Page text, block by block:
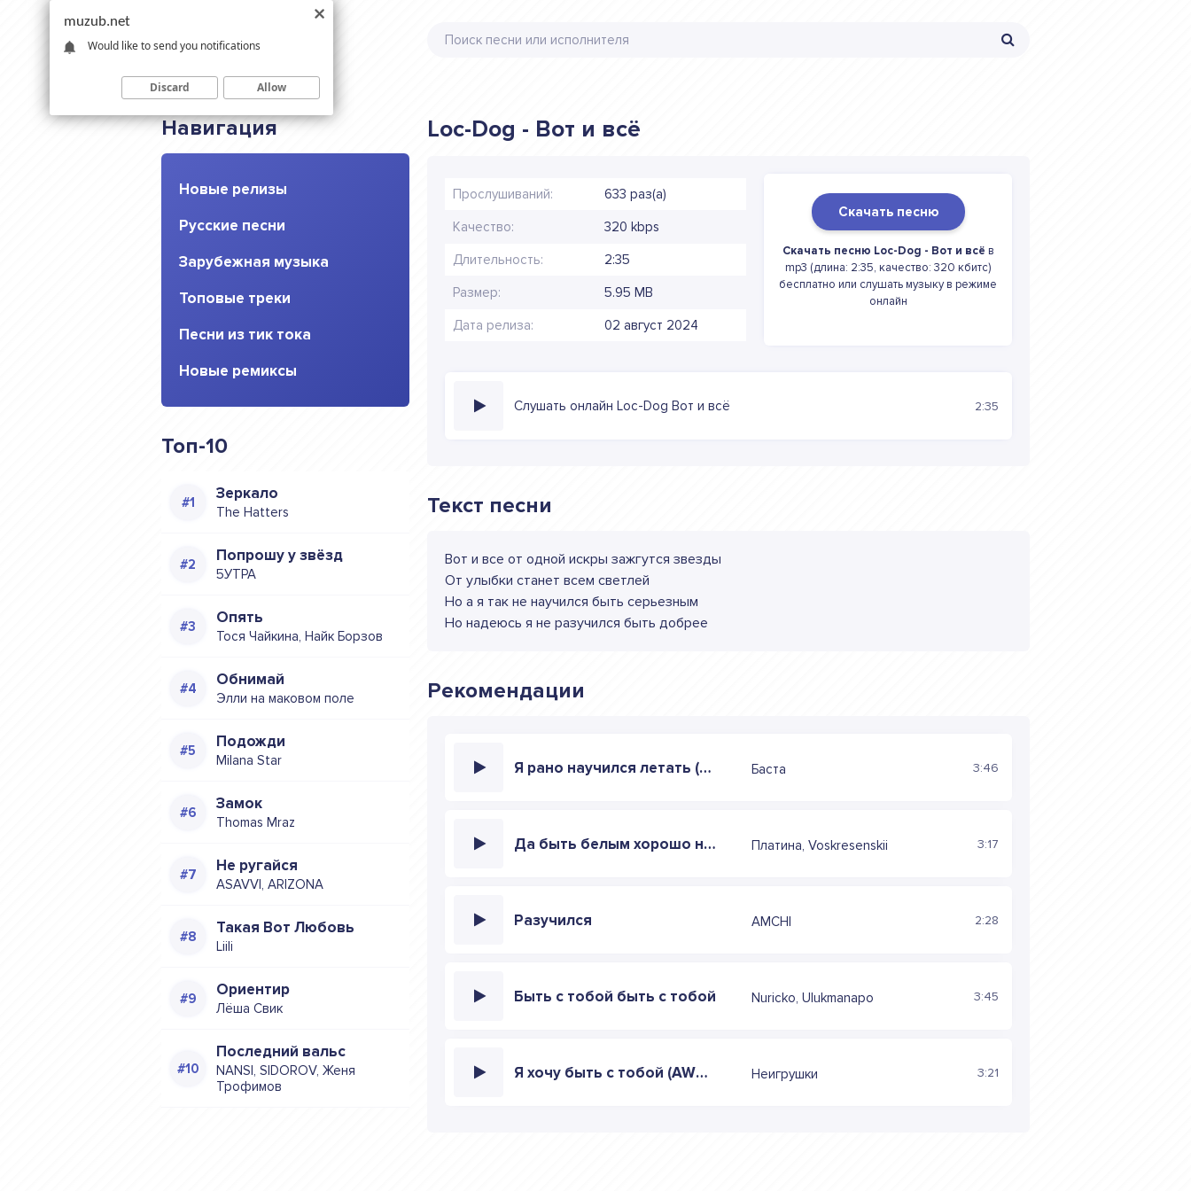
Навигация
Новые релизы
Русские песни
Зарубежная музыка
Топовые треки
Песни из тик тока
Новые ремиксы
Топ-10
Зеркало
The Hatters
Попрошу у звёзд
5УТРА
Опять
Тося Чайкина, Найк Борзов
Обнимай
Элли на маковом поле
Подожди
Milana Star
Замок
Thomas Mraz
Не ругайся
ASAVVI, ARIZONA
Такая Вот Любовь
Liili
Ориентир
Лёша Свик
Последний вальс
NANSI, SIDOROV, Женя
Трофимов
Loc-Dog - Вот и всё
Прослушиваний: 633 раз(а)
Качество: 320 kbps
Длительность: 2:35
Размер: 5.95 MB
Дата релиза: 02 август 2024
Скачать песню
Скачать песню Loc-Dog - Вот и всё в
mp3 (длина: 2:35, качество: 320 кбитс)
бесплатно или слушать музыку в режиме
онлайн
Слушать онлайн Loc-Dog Вот и всё 2:35
Текст песни
Вот и все от одной искры зажгутся звезды
От улыбки станет всем светлей
Но а я так не научился быть серьезным
Но надеюсь я не разучился быть добрее
Рекомендации
Я рано научился летать (Муз Лит) Баста 3:46
Да быть белым хорошо но ещё лучше быть богатым Платина, Voskresenskii 3:17
Разучился AMCHI 2:28
Быть с тобой быть с тобой Nuricko, Ulukmanapo 3:45
Я хочу быть с тобой (AWG.Remix) Неигрушки 3:21
muzub.net
Would like to send you notifications
Discard Allow